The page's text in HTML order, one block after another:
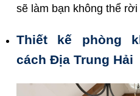
sẽ làm bạn không thể rời
Thiết kế phòng
cách Địa Trung Hải